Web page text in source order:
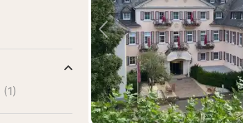
Forrige billede
(1)